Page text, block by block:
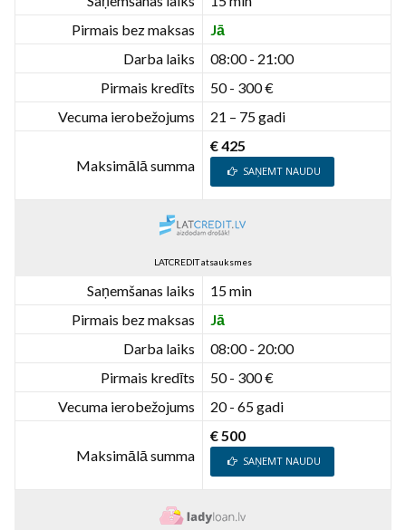
Pirmais bez maksas
Jā
Darba laiks
08:00 - 21:00
Pirmais kredīts
50 - 300 €
Vecuma ierobežojums
21 – 75 gadi
Maksimālā summa
€ 425
SAŅEMT NAUDU
LATCREDIT atsauksmes
Saņemšanas laiks
15 min
Pirmais bez maksas
Jā
Darba laiks
08:00 - 20:00
Pirmais kredīts
50 - 300 €
Vecuma ierobežojums
20 - 65 gadi
Maksimālā summa
€ 500
SAŅEMT NAUDU